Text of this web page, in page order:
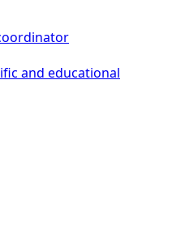
and educational